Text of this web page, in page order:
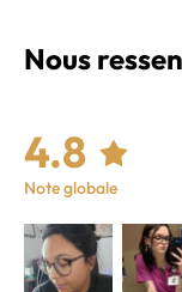
Nous
4.8
Note globale